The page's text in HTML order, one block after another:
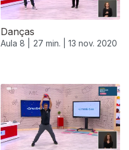
Danças
Aula 8 | 27 min. | 13 nov. 2020